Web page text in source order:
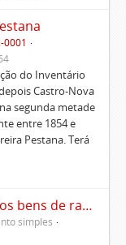
0001
do Inventário
Castro-Nova
segunda metade
entre 1854 e
Pestana. Terá
Tombo das escrituras dos bens de raiz e rendas do morgadio do Esporão e memorial delas
simples